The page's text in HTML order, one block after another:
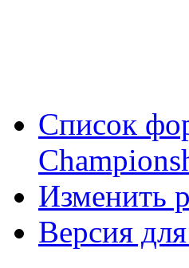
Список
Изменить
Версия